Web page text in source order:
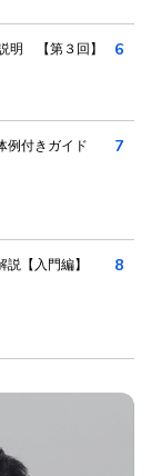
明 【第３回】 6
例付きガイド
7
【入門編】
8